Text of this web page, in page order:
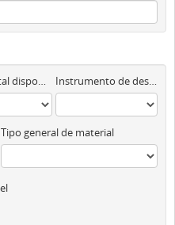
Objeto digital disponibles Instrumento de descripción
Tipo general de material